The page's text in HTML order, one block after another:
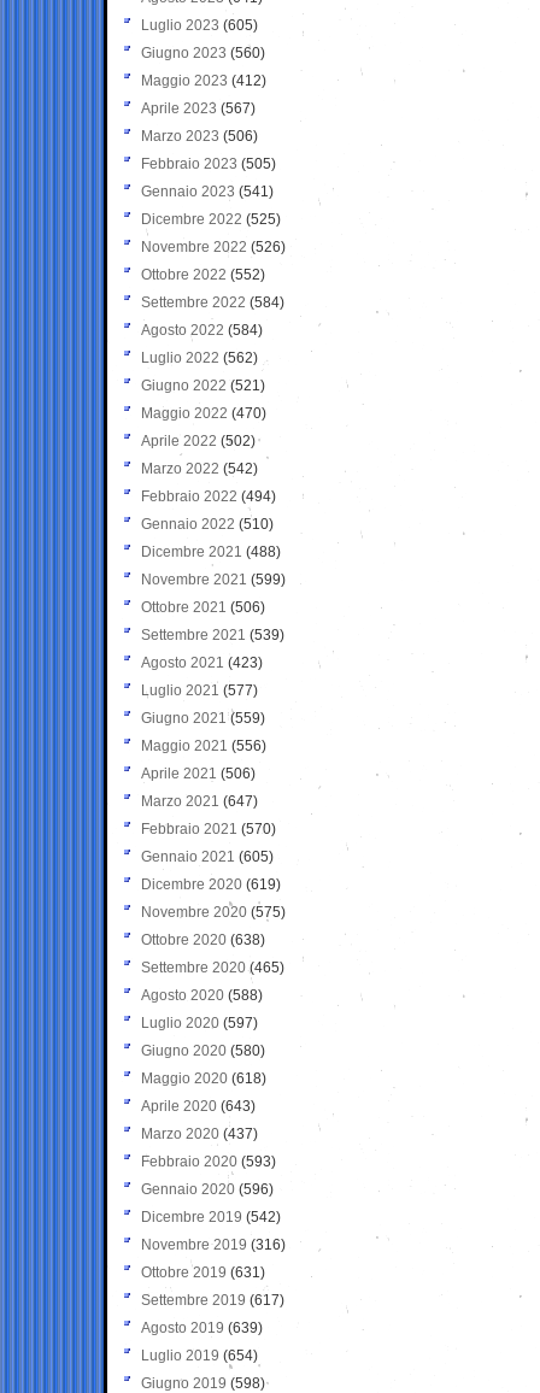
Luglio 2023 (605)
Giugno 2023 (560)
Maggio 2023 (412)
Aprile 2023 (567)
Marzo 2023 (506)
Febbraio 2023 (505)
Gennaio 2023 (541)
Dicembre 2022 (525)
Novembre 2022 (526)
Ottobre 2022 (552)
Settembre 2022 (584)
Agosto 2022 (584)
Luglio 2022 (562)
Giugno 2022 (521)
Maggio 2022 (470)
Aprile 2022 (502)
Marzo 2022 (542)
Febbraio 2022 (494)
Gennaio 2022 (510)
Dicembre 2021 (488)
Novembre 2021 (599)
Ottobre 2021 (506)
Settembre 2021 (539)
Agosto 2021 (423)
Luglio 2021 (577)
Giugno 2021(559)
Maggio 2021 (556)
Aprile 2021 (506)
Marzo 2021 (647)
Febbraio 2021 (570)
Gennaio 2021 (605)
Dicembre 2020 (619)
Novembre 2020 (575)
Ottobre 2020 (638)
Settembre 2020(465)
Agosto 2020 (588)
Luglio 2020 (597)
Giugno 2020 (580)
Maggio 2020 (618)
Aprile 2020 (643)
Marzo 2020 (437)
Febbraio 2020 (593)
Gennaio 2020 (596)
Dicembre 2019 (542)
Novembre 2019 (316)
Ottobre 2019 (631)
Settembre 2019 (617)
Agosto 2019 (639)
Luglio 2019 (654)
Giugno 2019 (598)